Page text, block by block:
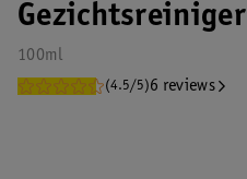
Gezichtsreiniger
100ml
(4.5/5)6 reviews